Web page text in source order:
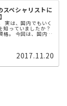
スペシャリストに
実は、国内でもいく
知っていましたか？
格。 今回は、国内で
2017.11.20